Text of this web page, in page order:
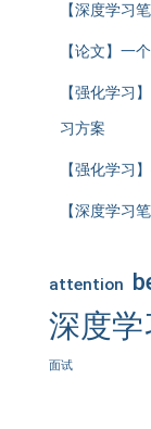
【深度学习
【论文】一
【强化学习
习方案
【强化学习
【深度学习笔
attention
深度学
面试